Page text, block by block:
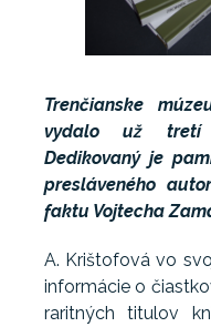
Trenčianske
vydalo už tretí
Dedikovaný je
presláveného
faktu Vojtecha
A. Krištofová vo
informácie o
raritných titulov